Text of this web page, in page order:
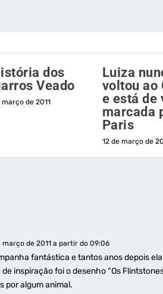
dos
Veado
de 2011
Luiza
voltou ao
e está de
marcada
Paris
12 de março de
março de 2011 a partir do 09:06
fantástica e tantos anos depois
inspiração foi o desenho “Os
por algum animal.